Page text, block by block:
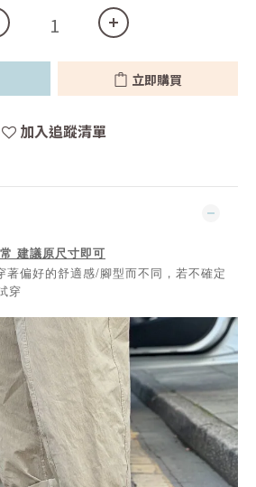
立即購買
加入追蹤清單
建議原尺寸即可
著偏好的舒適感/腳型而不同，若不確定
穿